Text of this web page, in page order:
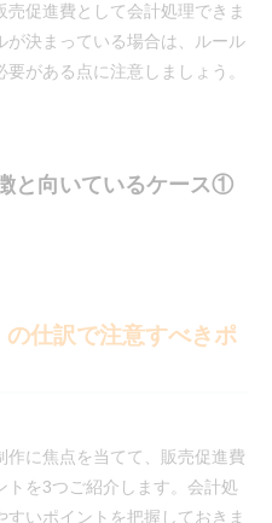
促進費として会計処理できま
決まっている場合は、ルール
がある点に注意しましょう。
と向いているケース①
仕訳で注意すべきポ
作に焦点を当てて、販売促進費
トを3つご紹介します。会計処
いポイントを把握しておきま